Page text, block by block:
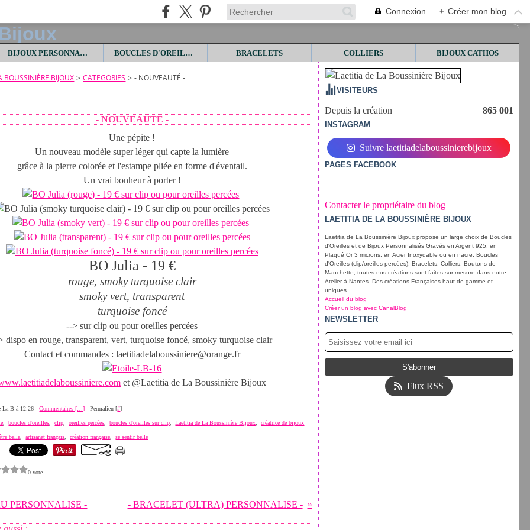
Connexion + Créer mon blog
BIJOUX PERSONNALISES BOUCLES D'OREILLES BRACELETS COLLIERS BIJOUX CATHOS
BOUSSINIÈRE BIJOUX > CATEGORIES > - NOUVEAUTÉ -
- NOUVEAUTÉ -
Une pépite !
Un nouveau modèle super léger qui capte la lumière
grâce à la pierre colorée et l'estampe pliée en forme d'éventail.
Un vrai bonheur à porter !
BO Julia - 19 €
rouge, smoky turquoise clair
smoky vert, transparent
turquoise foncé
--> sur clip ou pour oreilles percées
dispo en rouge, transparent, vert, turquoise foncé, smoky turquoise clair
Contact et commandes : laetitiadelaboussiniere@orange.fr
et @Laetitia de La Boussinière Bijoux
La B à 12:26 -Commentaires [ …] - Permalien [#]
,boucles d'oreilles ,clip ,oreilles percées ,boucles d'oreilles sur clip ,Laetitia de La Boussinière Bijoux ,créatrice de bijoux
belle ,artisanat français ,création française ,se sentir belle
0 vote
PERSONNALISE - - BRACELET (ULTRA) PERSONNALISE -
VISITEURS
Depuis la création 865 001
INSTAGRAM
Suivre laetitiadelaboussinierebijoux
PAGES FACEBOOK
Contacter le propriétaire du blog
LAETITIA DE LA BOUSSINIÈRE BIJOUX
Laetitia de La Boussinière Bijoux propose un large choix de Boucles
d'Oreilles et de Bijoux Personnalisés Gravés en Argent 925, en
Plaqué Or 3 microns, en Acier Inoxydable ou en nacre. Boucles
d'Oreilles (clip/oreilles percées), Bracelets, Colliers, Boutons de
Manchette, toutes nos créations sont faites sur mesure dans notre
Atelier à Nantes. Des créations Françaises haut de gamme et
uniques.
Accueil du blog
Créer un blog avec CanalBlog
NEWSLETTER
Flux RSS